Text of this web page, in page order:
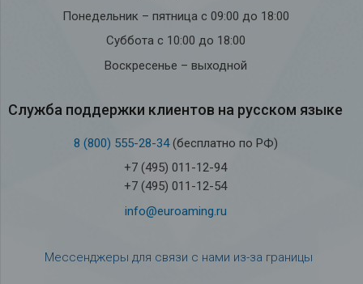
Понедельник – пятница с 09:00 до 18:00
Суббота с 10:00 до 18:00
Воскресенье – выходной
Служба под­держки кли­ен­тов на рус­ском языке
8 (800) 555-28-34(бесплатно по РФ)
+7 (495) 011-12-94
+7 (495) 011-12-54
info@euroaming.ru
Мессенджеры для связи с нами из-за границы